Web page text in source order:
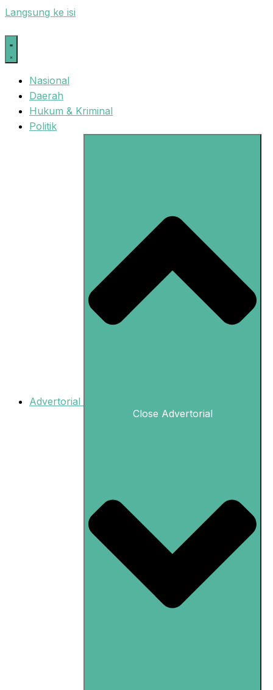
Langsung ke isi
Nasional
Daerah
Hukum & Kriminal
Politik
Advertorial
Close Advertorial